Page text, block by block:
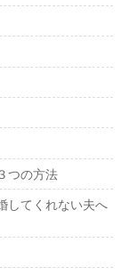
つの方法
してくれない夫へ